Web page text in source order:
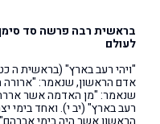
בראשית רבה פרשה סד
לעולם
"ויהי רעב בארץ" (בראשית ה
אדם הראשון, שנאמר: "ארורה
שנאמר: "מן האדמה אשר
רעב בארץ" (יב י). ואחד בימי